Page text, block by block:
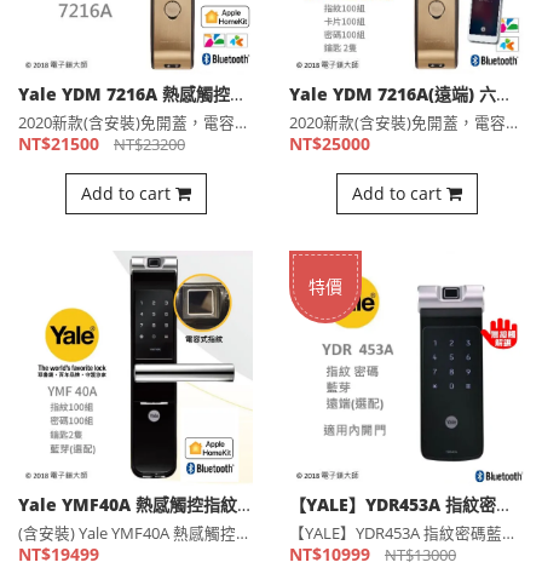
Yale YDM 7216A 熱感觸控指紋卡片藍芽 五合一電子鎖(公司貨)
2020新款(含安裝)免開蓋，電容式指紋掃描，減少殘留指紋，⋯
NT$21500 NT$23200
Add to cart
Yale YDM 7216A(遠端) 六合一電子鎖(公司貨)
2020新款(含安裝)免開蓋，電容式指紋掃描，減少殘留指紋，⋯
NT$25000
Add to cart
Yale YMF40A 熱感觸控指紋密碼 三合一電子鎖(公司貨)
(含安裝) Yale YMF40A 熱感觸控指紋密碼 三合一⋯
NT$19499
特價
【YALE】YDR453A 指紋密碼電子鎖，輔助鎖 (含安裝)(公司貨)
【YALE】YDR453A 指紋密碼藍芽電子鎖，輔助鎖 (含⋯
NT$10999 NT$13000